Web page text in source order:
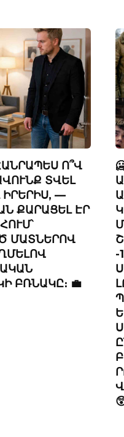
Ո՞Վ
ՏՎԵԼ
—
ՔԱՐԱՑԵԼ ԷՐ
ՄԱՏՆԵՐՈՎ
ԲՌՆԱԿԸ։ 💼
-